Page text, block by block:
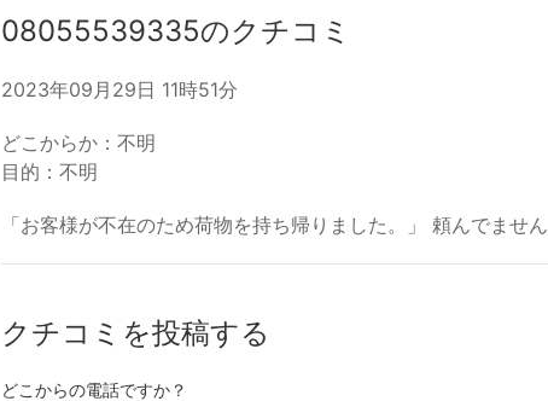
08055539335のクチコミ
2023年09月29日 11時51分
どこからか：不明
目的：不明
「お客様が不在のため荷物を持ち帰りました。」 頼んでません
クチコミを投稿する
どこからの電話ですか？